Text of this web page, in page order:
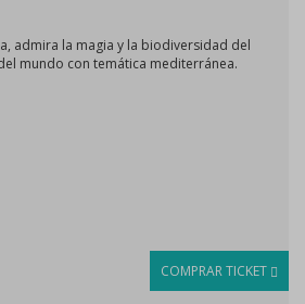
admira la magia y la biodiversidad del
mundo con temática mediterránea.
COMPRAR TICKET